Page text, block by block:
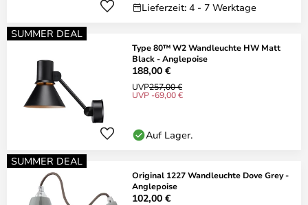
Lieferzeit: 4 - 7 Werktage
SUMMER DEAL
Type 80™ W2 Wandleuchte HW Matt
Black - Anglepoise
188,00 €
UVP257,00 €
UVP -69,00 €
Auf Lager.
SUMMER DEAL
Original 1227 Wandleuchte Dove Grey -
Anglepoise
102,00 €